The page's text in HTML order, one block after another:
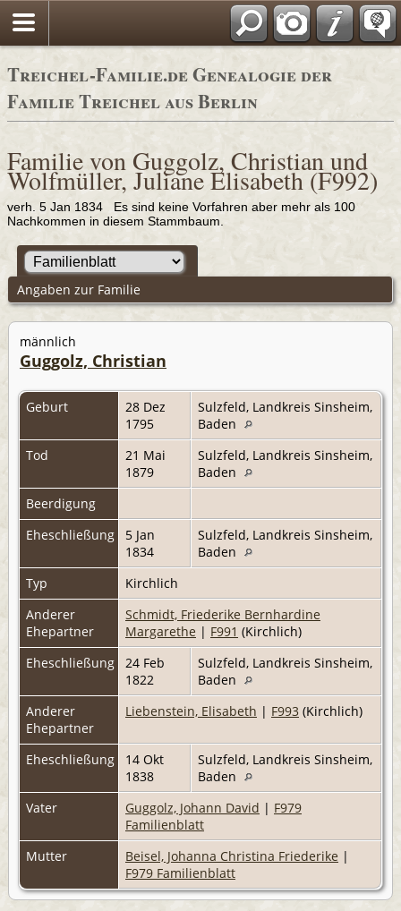
Adressbücher
Treichel-Familie.de Genealogie der
Familie Treichel aus Berlin
Familie von Guggolz, Christian und
Wolfmüller, Juliane Elisabeth (F992)
verh. 5 Jan 1834 Es sind keine Vorfahren aber mehr als 100
Nachkommen in diesem Stammbaum.
Angaben zur Familie
männlich
Guggolz, Christian
Geburt
28 Dez
1795
Sulzfeld, Landkreis Sinsheim,
Baden
Tod
21 Mai
1879
Sulzfeld, Landkreis Sinsheim,
Baden
Beerdigung
Eheschließung
5 Jan
1834
Sulzfeld, Landkreis Sinsheim,
Baden
Typ
Kirchlich
Anderer
Ehepartner
Schmidt, Friederike Bernhardine
Margarethe | F991 (Kirchlich)
Eheschließung
24 Feb
1822
Sulzfeld, Landkreis Sinsheim,
Baden
Anderer
Ehepartner
Liebenstein, Elisabeth | F993 (Kirchlich)
Eheschließung
14 Okt
1838
Sulzfeld, Landkreis Sinsheim,
Baden
Vater
Guggolz, Johann David | F979
Familienblatt
Mutter
Beisel, Johanna Christina Friederike |
F979 Familienblatt